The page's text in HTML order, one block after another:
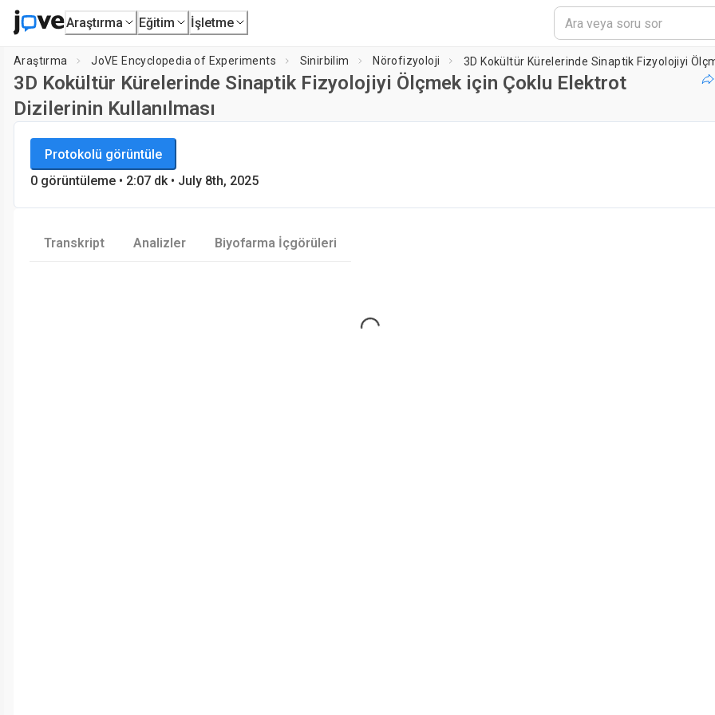
Araştırma Eğitim İşletme
Araştırma JoVE Encyclopedia of Experiments Sinirbilim Nörofizyoloji
3D Kokültür Kürelerinde Sinaptik Fizyolojiyi Ölçmek için Çoklu Elektrot
Dizilerinin Kullanılması
JoVE Encyclopedia of Experiments
Sinirbilim
Protokolü görüntüle
0 görüntüleme • 2:07 dk• July 8th, 2025
Transkript Analizler Biyofarma İçgörüleri
Loading...